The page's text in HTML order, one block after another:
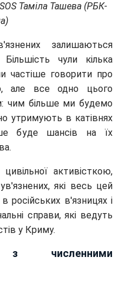
Таміла Ташева (РБК-
залишаються
чули кілька
частіше говорити про
але все одно цього
чим більше ми будемо
утримують в катівнях
буде шансів на їх
активісткою,
які весь цей
російських в'язницях і
справи, які ведуть
у Криму.
численними